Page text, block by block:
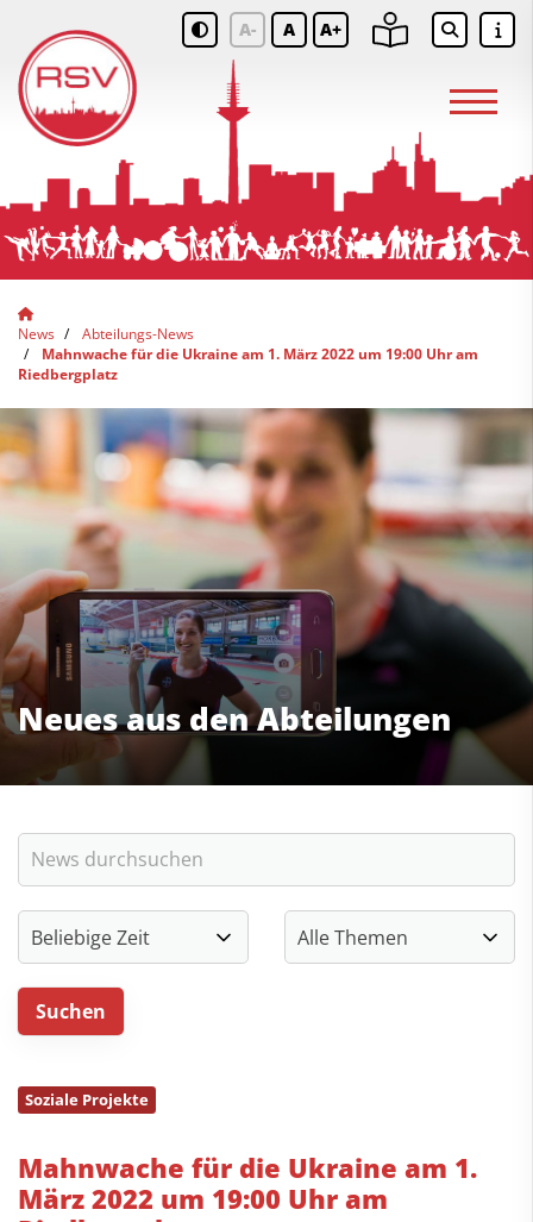
A- A A+
News
Abteilungs-News
Mahnwache für die Ukraine am 1. März 2022 um 19:00 Uhr am
Riedbergplatz
Neues aus den Abteilungen
Soziale Projekte
Mahnwache für die Ukraine am 1.
März 2022 um 19:00 Uhr am